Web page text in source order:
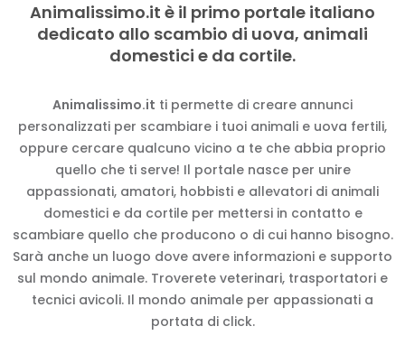
Animalissimo.it è il primo portale italiano
dedicato allo scambio di uova, animali
domestici e da cortile.
Animalissimo.it ti permette di creare annunci
personalizzati per scambiare i tuoi animali e uova fertili,
oppure cercare qualcuno vicino a te che abbia proprio
quello che ti serve! Il portale nasce per unire
appassionati, amatori, hobbisti e allevatori di animali
domestici e da cortile per mettersi in contatto e
scambiare quello che producono o di cui hanno bisogno.
Sarà anche un luogo dove avere informazioni e supporto
sul mondo animale. Troverete veterinari, trasportatori e
tecnici avicoli. Il mondo animale per appassionati a
portata di click.